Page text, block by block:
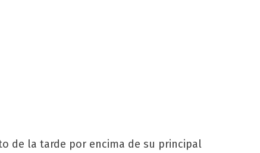
de la tarde por encima de su principal